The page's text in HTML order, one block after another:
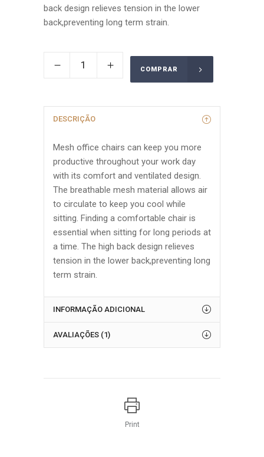
back design relieves tension in the lower
back,preventing long term strain.
COMPRAR
DESCRIÇÃO
Mesh office chairs can keep you more
productive throughout your work day
with its comfort and ventilated design.
The breathable mesh material allows air
to circulate to keep you cool while
sitting. Finding a comfortable chair is
essential when sitting for long periods at
a time. The high back design relieves
tension in the lower back,preventing long
term strain.
INFORMAÇÃO ADICIONAL
AVALIAÇÕES (1)
Print